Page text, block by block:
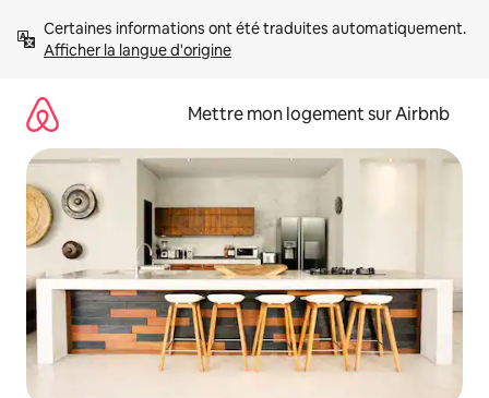
directement
Afficher la langue d'origine
Mettre mon logement sur Airbnb